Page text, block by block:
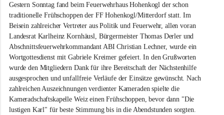
o
h
e
n
k
o
g
l
-
M
i
t
Gestern Sonntag fand beim Feuerwehrhaus Hohenkogl der schon
traditionelle Frühschoppen der FF Hohenkogl/Mitterdorf statt. Im
Beisein zahlreicher Vertreter aus Politik und Feuerwehr, allen voran
Landesrat Karlheinz Kornhäusl, Bürgermeister Thomas Derler und
Abschnittsfeuerwehrkommandant ABI Christian Lechner, wurde ein
Wortgottesdienst mit Gabriele Kreimer gefeiert. In den Grußworten
wurde den Mitgliedern Dank für ihre Bereitschaft der Nächstenhilfe
ausgesprochen und unfallfreie Verläufe der Einsätze gewünscht. Nach
zahlreichen Auszeichnungen verdienter Kameraden spielte die
Kameradschaftskapelle Weiz einen Frühschoppen, bevor dann "Die
lustigen Karl" für beste Stimmung bis in die Abendstunden sorgten.